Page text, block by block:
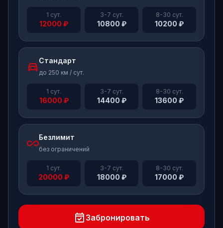
1 сут.
12000 ₽
3-7 сут.
10800 ₽
8-30 сут.
10200 ₽
directions_car Стандарт
до 250 км / сут.
1 сут.
16000 ₽
3-7 сут.
14400 ₽
8-30 сут.
13600 ₽
all_inclusiveБезлимит
без ограничений
1 сут.
20000 ₽
3-7 сут.
18000 ₽
8-30 сут.
17000 ₽
event_available Забронировать